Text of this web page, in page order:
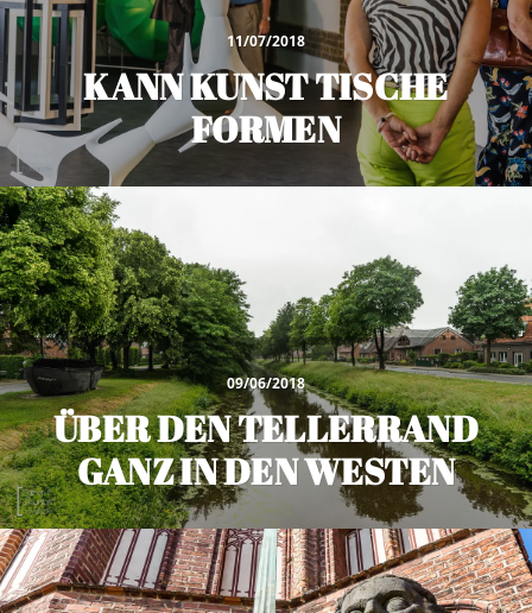
11/07/2018
KANN KUNST TISCHE
FORMEN
09/06/2018
ÜBER DEN TELLERRAND
GANZ IN DEN WESTEN